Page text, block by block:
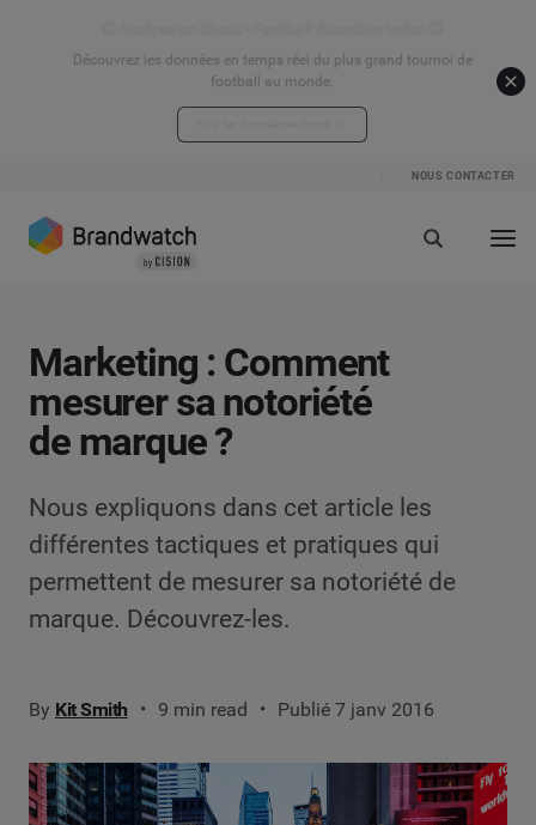
Découvrez les données en temps réel du plus grand tournoi de
football au monde.
NOUS CONTACTER
Marketing : Comment
mesurer sa notoriété
de marque ?
Nous expliquons dans cet article les
différentes tactiques et pratiques qui
permettent de mesurer sa notoriété de
marque. Découvrez-les.
By Kit Smith 9 min read Publié 7 janv 2016